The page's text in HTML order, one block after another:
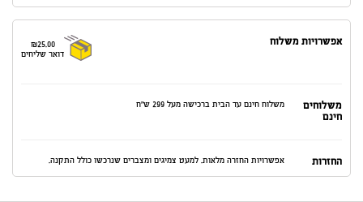
אפשרויות משלוח
₪25.00
דואר שליחים
משלוחים
חינם
משלוח חינם עד הבית ברכישה מעל 299 ש"ח
החזרות אפשרויות החזרה מלאות. למעט צמיגים ומצברים שנרכשו כולל התקנה.